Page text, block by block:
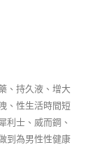
、持久液、增大
、性生活時間短
利士、威而鋼、
到為男性性健康